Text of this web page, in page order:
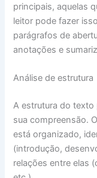
principais, aquelas
leitor pode fazer
parágrafos de
anotações e
Análise de estrutura
A estrutura do
sua compreensão.
está organizado,
(introdução,
relações entre elas